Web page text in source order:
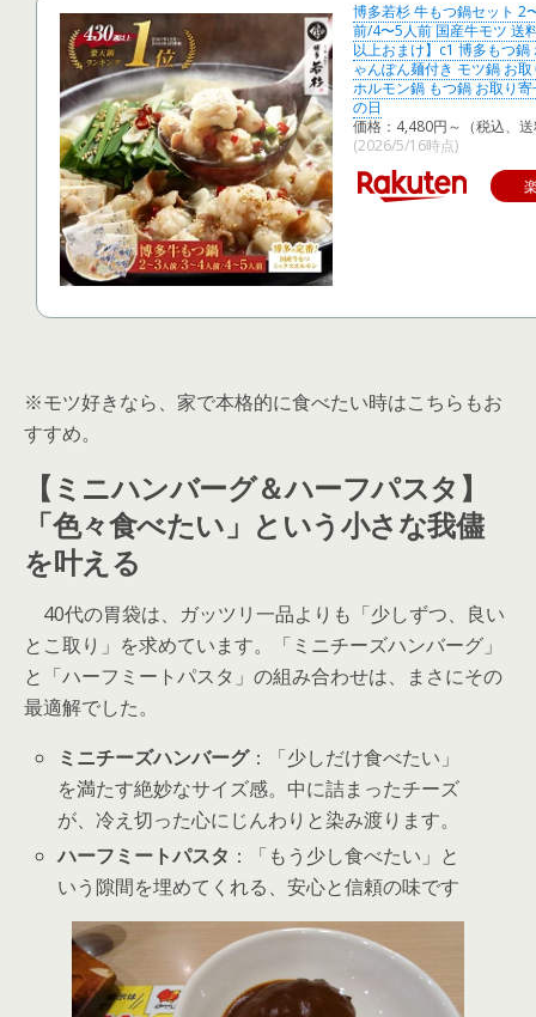
博多若杉 牛もつ鍋セット 2
前/4〜5人前 国産牛モツ 送
以上おまけ】c1 博多もつ鍋
ゃんぽん麺付き モツ鍋 お
ホルモン鍋 もつ鍋 お取り
の日
価格：4,480円～（税込、
(2026/5/16時点)
※モツ好きなら、家で本格的に食べたい時はこちらもお
すすめ。
【ミニハンバーグ＆ハーフパスタ】
「色々食べたい」という小さな我儘
を叶える
40代の胃袋は、ガッツリ一品よりも「少しずつ、良い
とこ取り」を求めています。「ミニチーズハンバーグ」
と「ハーフミートパスタ」の組み合わせは、まさにその
最適解でした。
ミニチーズハンバーグ：「少しだけ食べたい」
を満たす絶妙なサイズ感。中に詰まったチーズ
が、冷え切った心にじんわりと染み渡ります。
ハーフミートパスタ ：「もう少し食べたい」と
いう隙間を埋めてくれる、安心と信頼の味です